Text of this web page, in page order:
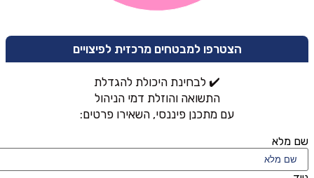
הצטרפו למבטחים מרכזית לפיצויים
✔️ לבחינת היכולת להגדלת
התשואה והוזלת דמי הניהול
עם מתכנן פיננסי, השאירו פרטים:
שם מלא